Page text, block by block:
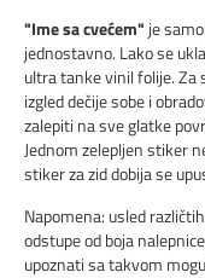
"Ime sa cvećem" je
jednostavno. Lako se
ultra tanke vinil folije.
izgled dečije sobe i
zalepiti na sve glatke
Jednom zelepljen stiker
stiker za zid dobija se
Napomena: usled
odstupe od boja
upoznati sa takvom